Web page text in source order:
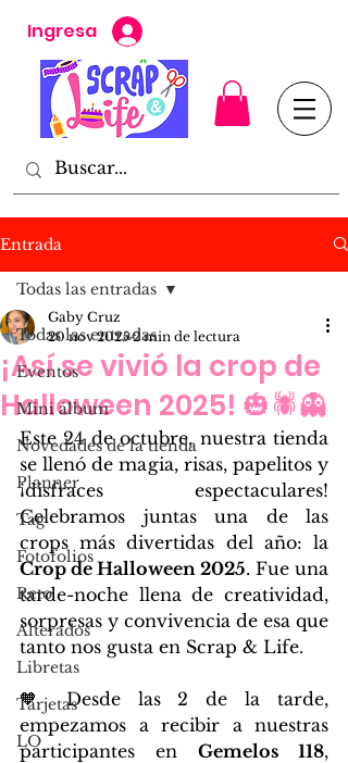
Ingresa
Entrada
Todas las entradas
Eventos
Mini álbum
Novedades de la tienda
Planner
Tag
Fotofolios
Reto
Alterados
Libretas
Tarjetas
LO
Todas las entradas
¡Así se vivió la crop de
Halloween 2025! 🎃🕷️👻
Gaby Cruz
20 nov 2025 2 min de lectura
Este 24 de octubre, nuestra tienda
se llenó de magia, risas, papelitos y
¡disfraces espectaculares!
Celebramos juntas una de las
Crop de Halloween 2025. Fue una
tarde-noche llena de creatividad,
sorpresas y convivencia de esa que
tanto nos gusta en Scrap & Life.
🧡 Desde las 2 de la tarde,
empezamos a recibir a nuestras
participantes en Gemelos 118,